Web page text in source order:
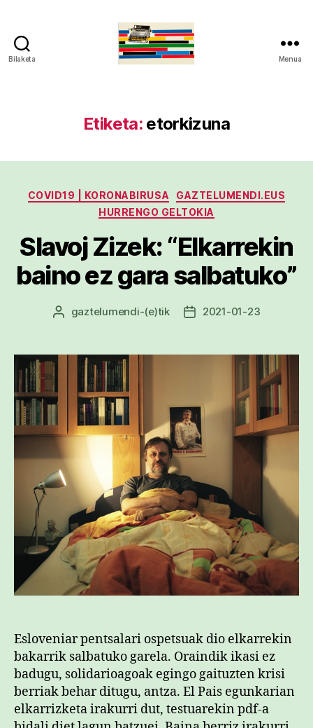
Bilaketa Menua
Etiketa: etorkizuna
Kategoriak
COVID19 | KORONABIRUSA
GAZTELUMENDI.EUS
HURRENGO GELTOKIA
Slavoj Zizek: “Elkarrekin
baino ez gara salbatuko”
Argitalpenaren
gaztelumendi-(e)tik
Argitalpenaren
2021-01-23
Esloveniar pentsalari ospetsuak dio elkarrekin
bakarrik salbatuko garela. Oraindik ikasi ez
badugu, solidarioagoak egingo gaituzten krisi
berriak behar ditugu, antza. El Pais egunkarian
elkarrizketa irakurri dut, testuarekin pdf-a